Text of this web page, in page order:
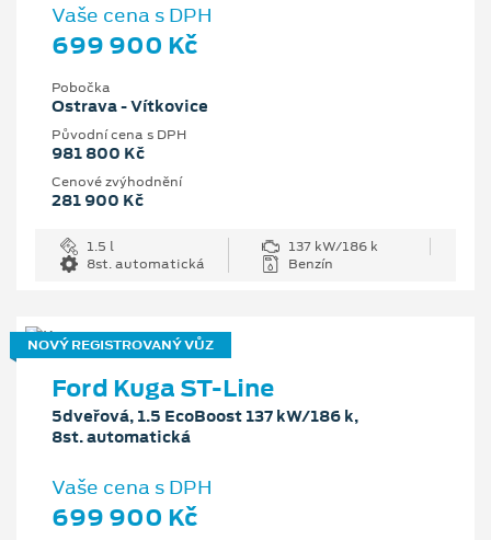
Vaše cena s DPH
699 900 Kč
Pobočka
Ostrava - Vítkovice
Původní cena s DPH
981 800 Kč
Cenové zvýhodnění
281 900 Kč
1.5 l
137 kW/186 k
8st. automatická
Benzín
NOVÝ REGISTROVANÝ VŮZ
Ford Kuga ST-Line
5dveřová, 1.5 EcoBoost 137 kW/186 k,
8st. automatická
Vaše cena s DPH
699 900 Kč